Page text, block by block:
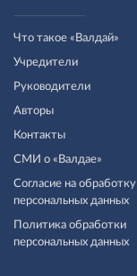
Что такое «Валдай»
Учредители
Руководители
Авторы
Контакты
СМИ о «Валдае»
Согласие на обработку
персональных данных
Политика обработки
персональных данных